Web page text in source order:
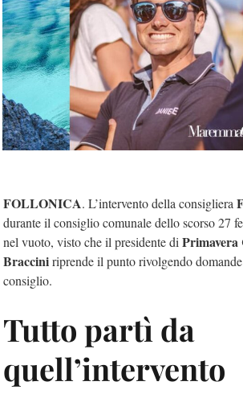
FOLLONICA. L’intervento della consigliera
durante il consiglio comunale dello scorso 27
nel vuoto, visto che il presidente di Primavera
Bracciniriprende il punto rivolgendo
consiglio.
Tutto partì da
quell’intervento